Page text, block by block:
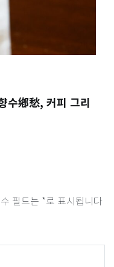
수鄕愁, 커피 그리
필드는 *로 표시됩니다